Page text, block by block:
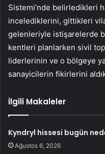
Sistemi’nde belirledikleri
incelediklerini, gittikleri
gelenleriyle istişarelerde
kentleri planlarken sivil
liderlerinin ve o bölgeye
sanayicilerin fikirlerini
İlgili Makaleler
Kyndryl hissesi bugün
Ağustos 6, 2026